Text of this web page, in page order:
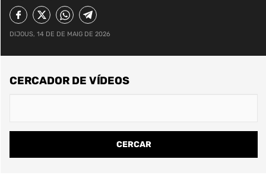
DIJOUS, 14 DE DE MAIG DE 2026
CERCADOR DE VÍDEOS